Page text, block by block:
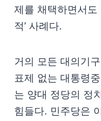
제를 채택하면서도
적’ 사례다.
거의 모든 대의기
표제 없는 대통령
는 양대 정당의 정
힘들다. 민주당은